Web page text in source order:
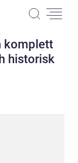
komplett
historisk